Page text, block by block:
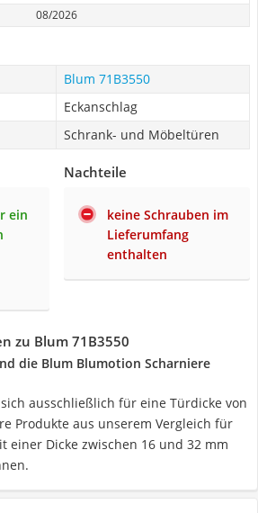
08/2026
Blum 71B3550
Eckanschlag
Schrank- und Möbeltüren
ein
Nachteile
keine Schrauben im
Lieferumfang
enthalten
zu Blum 71B3550
die Blum Blumotion Scharniere
ausschließlich für eine Türdicke von
Produkte aus unserem Vergleich für
einer Dicke zwischen 16 und 32 mm